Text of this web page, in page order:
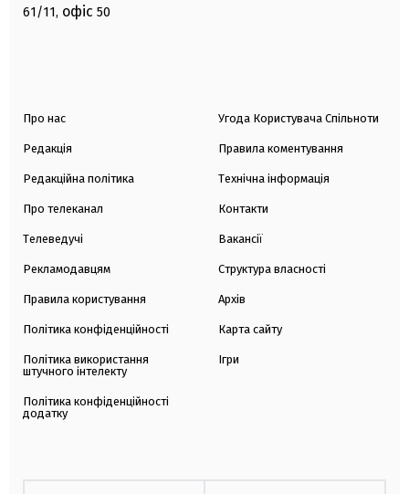
61/11, офіс 50
Про нас
Редакція
Редакційна політика
Про телеканал
Телеведучі
Рекламодавцям
Правила користування
Політика конфіденційності
Політика використання
штучного інтелекту
Політика конфіденційності
додатку
Угода Користувача Спільноти
Правила коментування
Технічна інформація
Контакти
Вакансії
Структура власності
Архів
Карта сайту
Ігри